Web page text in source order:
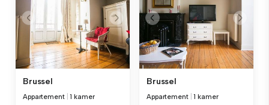
Brussel
Appartement |1 kamer
Brussel
Appartement |1 kamer